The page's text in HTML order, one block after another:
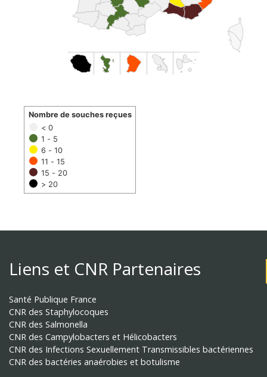
< 0
1 - 5
6 - 10
11 - 15
15 - 20
> 20
Nombre de souches reçues
Liens et CNR Partenaires
Santé Publique France
CNR des Staphylocoques
CNR des Salmonella
CNR des Campylobacters et Hélicobacters
CNR des Infections Sexuellement Transmissibles bactériennes
CNR des bactéries anaérobies et botulisme